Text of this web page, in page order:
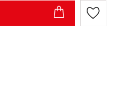
Zur
Wunschliste